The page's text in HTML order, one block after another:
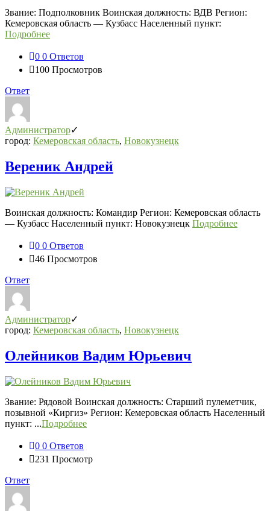
Звание: Подполковник Воинская должность: ВДВ Регион:
Кемеровская область — Кузбасс Населенный пункт:
Подробнее
0 0 Ответов
100 Просмотров
Ответ
Администратор
город: Кемеровская область, Новокузнецк
Вереник Андрей
Воинская должность: Командир Регион: Кемеровская область
— Кузбасс Населенный пункт: Новокузнецк Подробнее
0 0 Ответов
46 Просмотров
Ответ
Администратор
город: Кемеровская область, Новокузнецк
Олейников Вадим Юрьевич
Звание: Рядовой Воинская должность: Старший пулеметчик,
позывной «Киргиз» Регион: Кемеровская область Населенный
пункт: ...Подробнее
0 0 Ответов
231 Просмотр
Ответ